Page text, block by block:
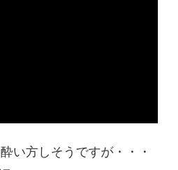
い方しそうですが・・・